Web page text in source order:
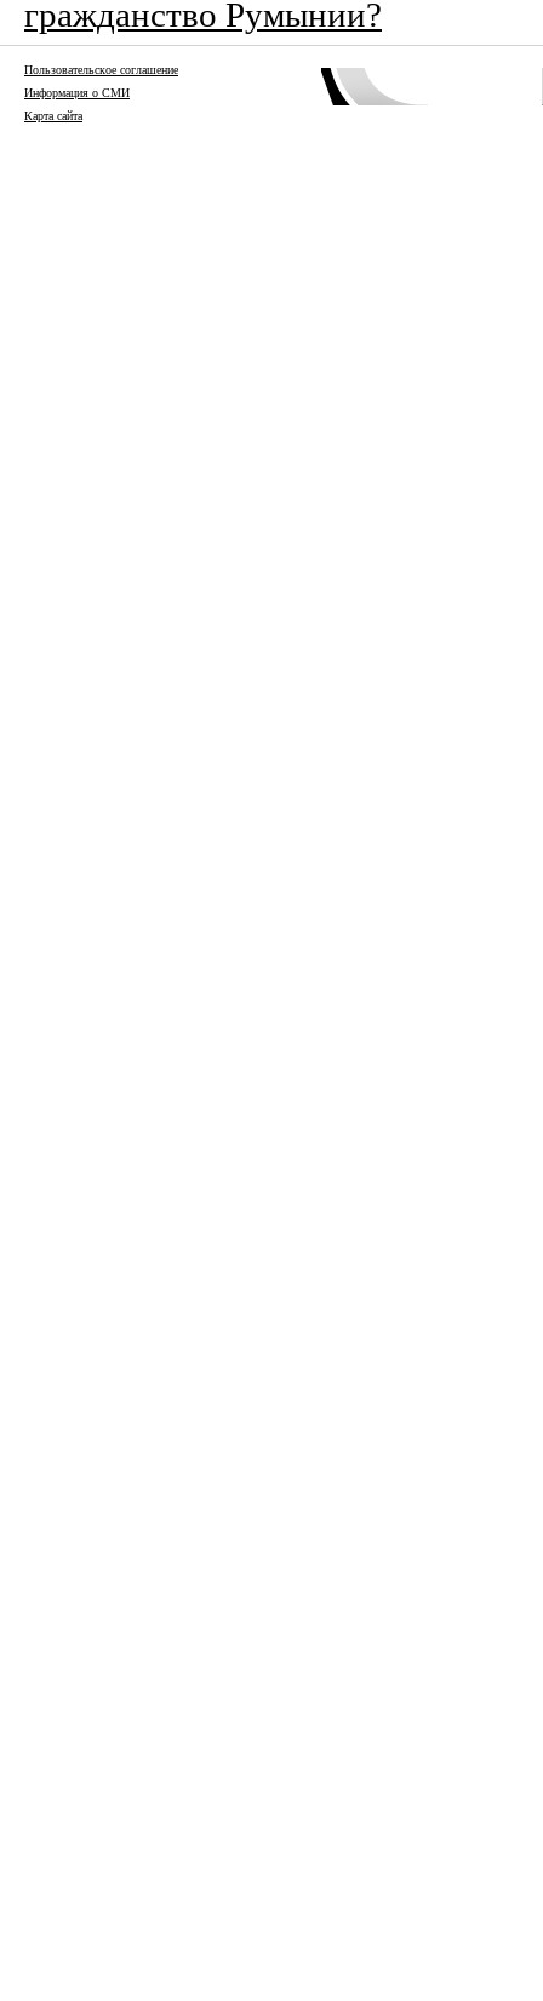
гражданство Румынии?
Пользовательское соглашение
Информация о СМИ
Карта сайта